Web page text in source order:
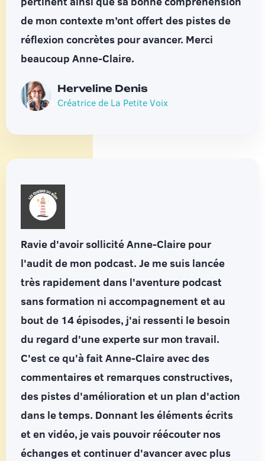
de mon contexte m’ont offert des pistes de
réflexion concrètes pour avancer. Merci
beaucoup Anne-Claire.
Herveline Denis
Créatrice de La Petite Voix
Ravie d'avoir sollicité Anne-Claire pour
l'audit de mon podcast. Je me suis lancée
très rapidement dans l'aventure podcast
sans formation ni accompagnement et au
bout de 14 épisodes, j'ai ressenti le besoin
du regard d'une experte sur mon travail.
C'est ce qu'à fait Anne-Claire avec des
commentaires et remarques constructives,
des pistes d'amélioration et un plan d'action
dans le temps. Donnant les éléments écrits
et en vidéo, je vais pouvoir réécouter nos
échanges et continuer d'avancer avec plus